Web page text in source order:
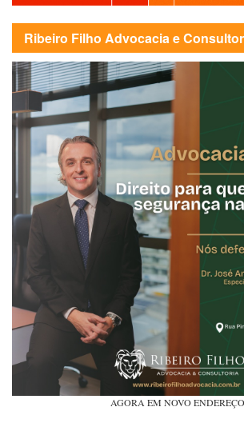
Ribeiro Filho Advocacia e
AGORA EM NOVO